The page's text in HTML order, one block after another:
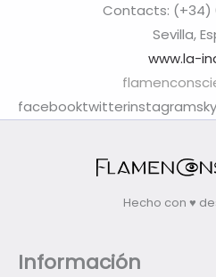
Contacts: (+34)
Sevilla,
www.la-
Hecho con ♥
Información